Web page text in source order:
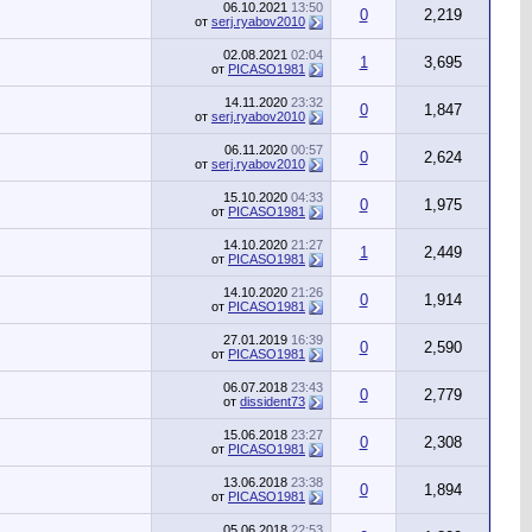
06.10.2021 13:50
от serj.ryabov2010 0 2,219
02.08.2021 02:04
от PICASO1981 1 3,695
14.11.2020 23:32
от serj.ryabov2010 0 1,847
06.11.2020 00:57
от serj.ryabov2010 0 2,624
15.10.2020 04:33
от PICASO1981 0 1,975
14.10.2020 21:27
от PICASO1981 1 2,449
14.10.2020 21:26
от PICASO1981 0 1,914
27.01.2019 16:39
от PICASO1981 0 2,590
06.07.2018 23:43
от dissident73 0 2,779
15.06.2018 23:27
от PICASO1981 0 2,308
13.06.2018 23:38
от PICASO1981 0 1,894